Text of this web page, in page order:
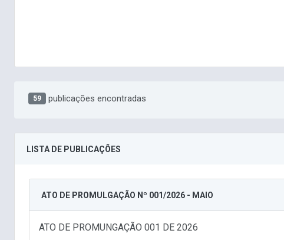
59 publicações encontradas
LISTA DE PUBLICAÇÕES
ATO DE PROMULGAÇÃO Nº 001/2026 - MAIO
ATO DE PROMUNGAÇÃO 001 DE 2026